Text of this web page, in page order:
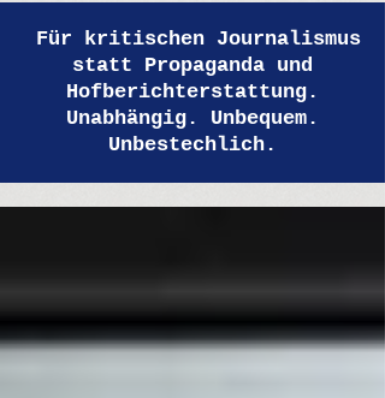
Für kritischen Journalismus
statt Propaganda und
Hofberichterstattung.
Unabhängig. Unbequem.
Unbestechlich.